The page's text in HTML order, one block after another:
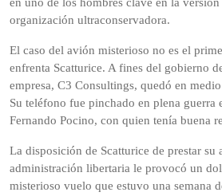
organización ultraconservadora.
El caso del avión misterioso no es el
enfrenta Scatturice. A fines del gobierno
empresa, C3 Consultings, quedó en
Su teléfono fue pinchado en plena guerra
Fernando Pocino, con quien tenía buena
La disposición de Scatturice de prestar su
administración libertaria le provocó un
misterioso vuelo que estuvo una semana